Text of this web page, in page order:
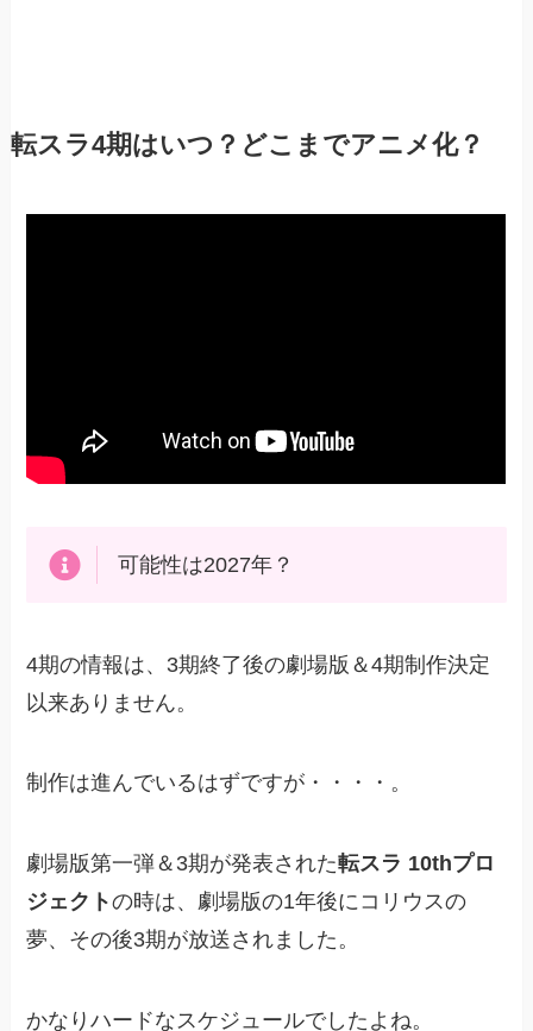
転スラ4期はいつ？どこまでアニメ化？
可能性は2027年？
4期の情報は、3期終了後の劇場版＆4期制作決定
以来ありません。
制作は進んでいるはずですが・・・・。
劇場版第一弾＆3期が発表された転スラ 10thプロ
ジェクトの時は、劇場版の1年後にコリウスの
夢、その後3期が放送されました。
かなりハードなスケジュールでしたよね。